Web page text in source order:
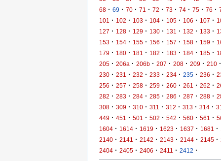
68 · 69 · 70 · 71 · 72 · 73 · 74 · 75 · 76 ·
101
· 102 · 103 · 104 · 105 · 106 · 107 ·
127 · 128 · 129 · 130 · 131 · 132 · 133 ·
153 · 154 · 155 · 156 · 157 · 158 · 159 ·
179 · 180 · 181 · 182 · 183 · 184 · 185 ·
205 · 206a · 206b · 207 · 208 · 209 · 210 ·
230 · 231 · 232 · 233 · 234 · 235 · 236 ·
256 · 257 · 258 · 259 · 260 · 261 · 262 ·
282 · 283 · 284 · 285 · 286 · 287 · 288 ·
308 · 309 · 310 · 311 · 312 · 313 · 314 ·
449 · 451 · 501 · 502 · 542 · 560 · 561 ·
1604 · 1614 · 1619 · 1623 · 1637 · 1681 ·
2140 · 2141 · 2142 · 2143 · 2144 · 2145 ·
2404 · 2405 · 2406 · 2411 · 2412 ·